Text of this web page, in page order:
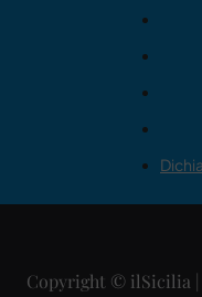
Copyright © ilSicilia |